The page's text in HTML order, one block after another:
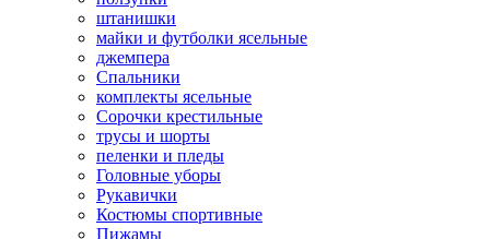
штанишки
майки и футболки ясельные
джемпера
Спальники
комплекты ясельные
Сорочки крестильные
трусы и шорты
пеленки и пледы
Головные уборы
Рукавички
Костюмы спортивные
Пижамы